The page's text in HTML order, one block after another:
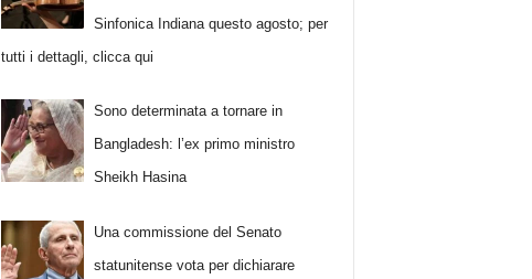
Sinfonica Indiana questo agosto; per
tutti i dettagli, clicca qui
Sono determinata a tornare in
Bangladesh: l’ex primo ministro
Sheikh Hasina
Una commissione del Senato
statunitense vota per dichiarare